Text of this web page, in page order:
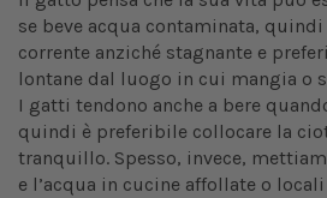
se beve acqua contaminata, quindi
corrente anziché stagnante e
lontane dal luogo in cui mangia o
I gatti tendono anche a bere
quindi è preferibile collocare la
tranquillo. Spesso, invece,
e l’acqua in cucine affollate o